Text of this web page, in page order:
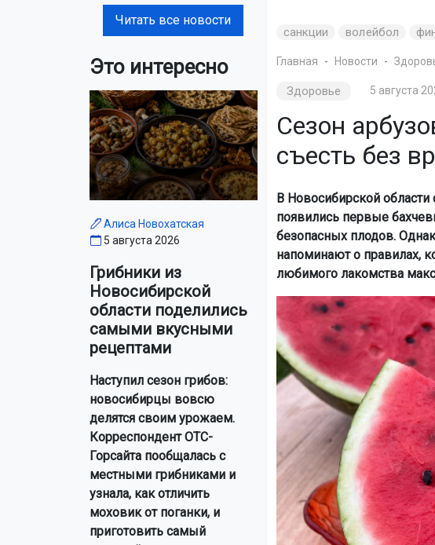
Читать все новости
Это интересно
Алиса Новохатская
5 августа 2026
Грибники из
Новосибирской
области поделились
самыми вкусными
рецептами
Наступил сезон грибов:
новосибирцы вовсю
делятся своим урожаем.
Корреспондент ОТС-
Горсайта пообщалась с
местными грибниками и
узнала, как отличить
моховик от поганки, и
приготовить самый
санкции волейбол
Главная Новости
Здоровье 5 августа
Сезон
съесть без
В Новосибирской области
появились первые
безопасных плодов.
напоминают о правилах,
любимого лакомства